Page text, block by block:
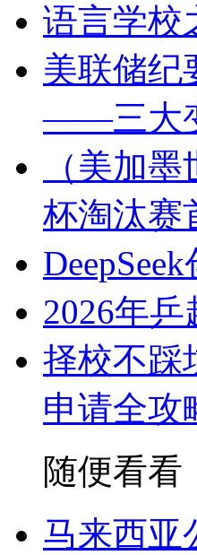
语言学校
美联储纪
——三大
（美加
杯淘汰赛
2026年
择校不踩
申请全攻
随便看看
马来西亚